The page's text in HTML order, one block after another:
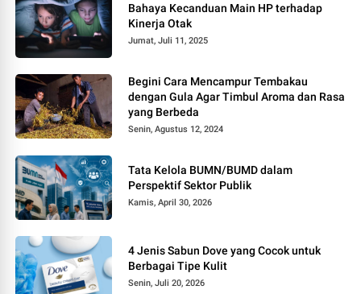
Bahaya Kecanduan Main HP terhadap
Kinerja Otak
Jumat, Juli 11, 2025
Begini Cara Mencampur Tembakau
dengan Gula Agar Timbul Aroma dan Rasa
yang Berbeda
Senin, Agustus 12, 2024
Tata Kelola BUMN/BUMD dalam
Perspektif Sektor Publik
Kamis, April 30, 2026
4 Jenis Sabun Dove yang Cocok untuk
Berbagai Tipe Kulit
Senin, Juli 20, 2026